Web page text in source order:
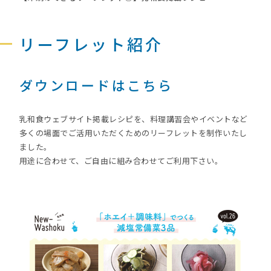
リーフレット紹介
ダウンロードはこちら
乳和食ウェブサイト掲載レシピを、料理講習会やイベントなど
多くの場面でご活用いただくためのリーフレットを制作いたし
ました。
用途に合わせて、ご自由に組み合わせてご利用下さい。